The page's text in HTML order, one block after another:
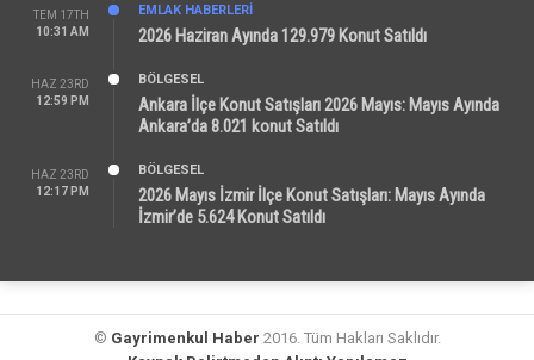
TEM 17TH
10:31 AM
EMLAK HABERLERI
2026 Haziran Ayında 129.979 Konut Satıldı
HAZ 23RD
12:59 PM
BÖLGESEL
Ankara İlçe Konut Satışları 2026 Mayıs: Mayıs Ayında
Ankara’da 8.021 konut Satıldı
HAZ 23RD
12:17 PM
BÖLGESEL
2026 Mayıs İzmir İlçe Konut Satışları: Mayıs Ayında
İzmir’de 5.624 Konut Satıldı
© Gayrimenkul Haber 2016. Tüm Hakları Saklıdır.